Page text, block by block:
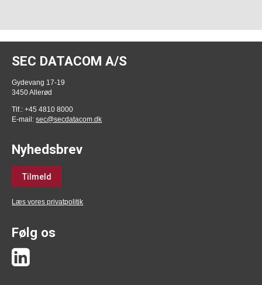
SEC DATACOM A/S
Gydevang 17-19
3450 Allerød
Tlf.: +45 4810 8000
E-mail:sec@secdatacom.dk
Nyhedsbrev
Tilmeld
Læs vores privatpolitik
Følg os